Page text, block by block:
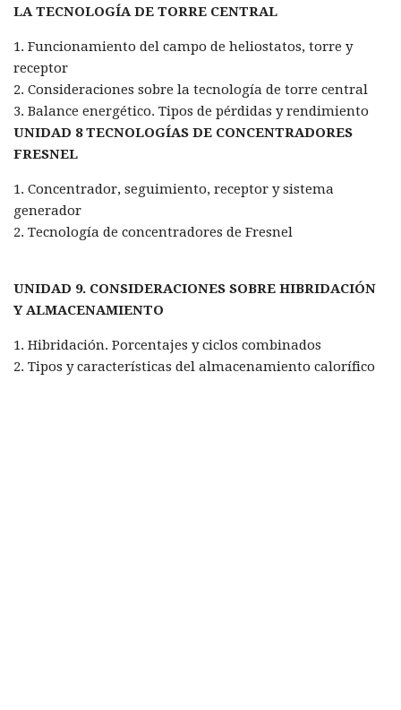
LA TECNOLOGÍA DE TORRE CENTRAL
1. Funcionamiento del campo de heliostatos, torre y
receptor
2. Consideraciones sobre la tecnología de torre central
3. Balance energético. Tipos de pérdidas y rendimiento
UNIDAD 8 TECNOLOGÍAS DE CONCENTRADORES
FRESNEL
1. Concentrador, seguimiento, receptor y sistema
generador
2. Tecnología de concentradores de Fresnel
UNIDAD 9. CONSIDERACIONES SOBRE HIBRIDACIÓN
Y ALMACENAMIENTO
1. Hibridación. Porcentajes y ciclos combinados
2. Tipos y características del almacenamiento calorífico